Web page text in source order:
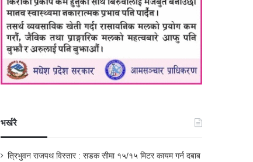
भर्खरै
त्रिभुवन राजपथ विस्तार : सडक सीमा १५/१५ मिटर कायम गर्न दबाब